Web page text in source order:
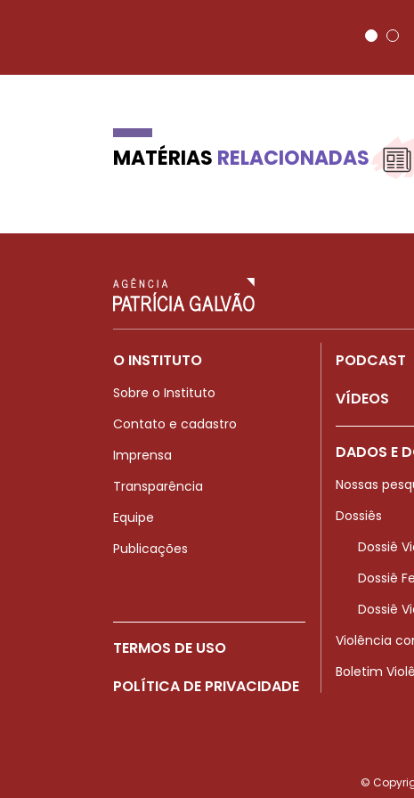
MATÉRIAS RELACIONADAS
O INSTITUTO
Sobre o Instituto
Contato e cadastro
Imprensa
Transparência
Equipe
Publicações
TERMOS DE USO
POLÍTICA DE PRIVACIDADE
PODCAST
VÍDEOS
DADOS E
Nossas
Dossiês
Dossiê
Dossiê
Dossiê
Violência
Boletim
©